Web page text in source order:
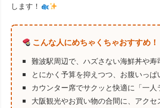
します！
こんな人にめちゃくちゃおすすめ！
難波駅周辺で、ハズさない海鮮丼や寿
とにかく予算を抑えつつ、お腹いっぱ
カウンター席でサクッと快適に「一
大阪観光やお買い物の合間に、アク